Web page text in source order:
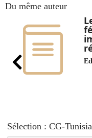
Du même auteur
Sélection : CG-